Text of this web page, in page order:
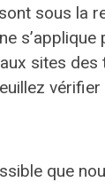
sous la
sites
que